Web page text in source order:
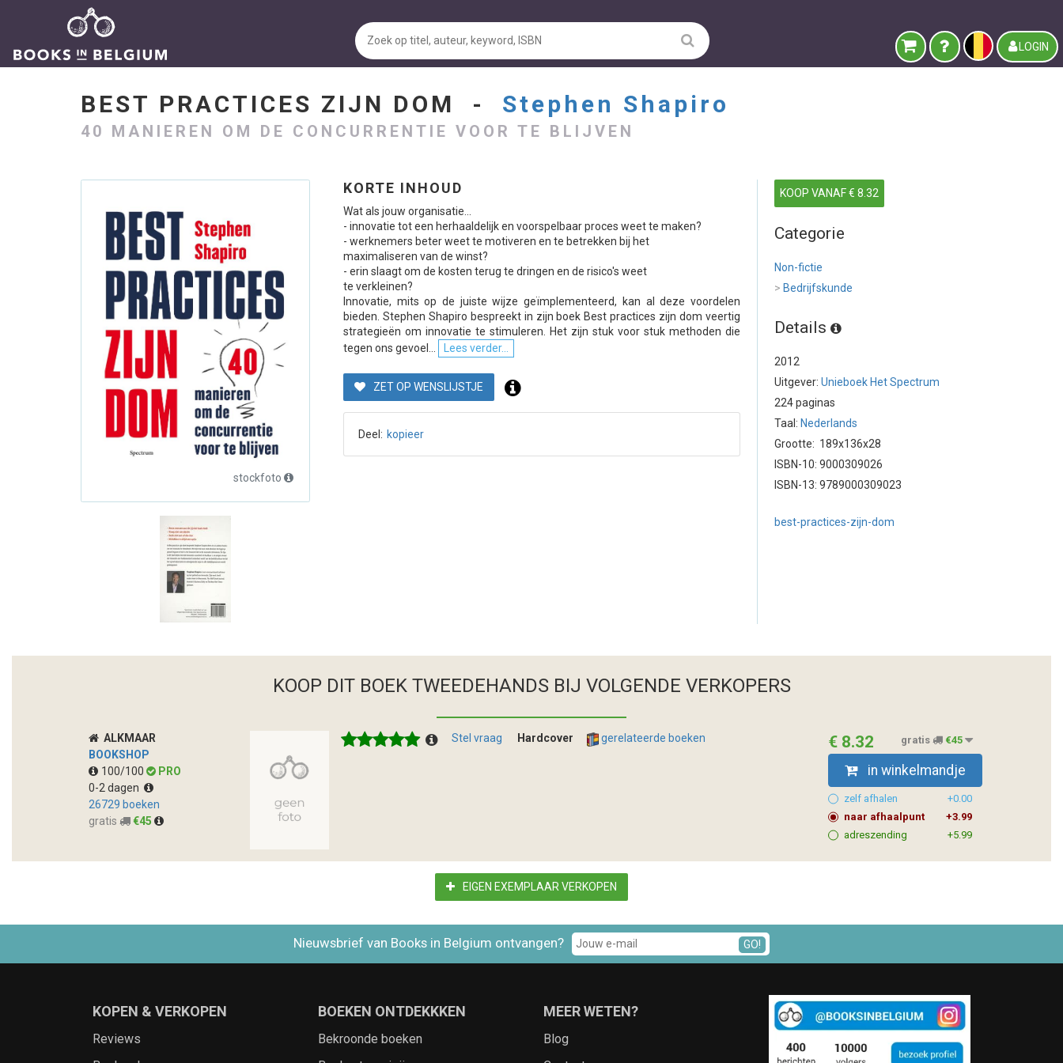
LOGIN
BEST PRACTICES ZIJN DOM - Stephen Shapiro
40 MANIEREN OM DE CONCURRENTIE VOOR TE BLIJVEN
stockfoto
KORTE INHOUD
Wat als jouw organisatie...
- innovatie tot een herhaaldelijk en voorspelbaar proces weet te maken?
- werknemers beter weet te motiveren en te betrekken bij het
maximaliseren van de winst?
- erin slaagt om de kosten terug te dringen en de risico's weet
te verkleinen?
Innovatie, mits op de juiste wijze geïmplementeerd, kan al deze voordelen
bieden. Stephen Shapiro bespreekt in zijn boek Best practices zijn dom veertig
strategieën om innovatie te stimuleren. Het zijn stuk voor stuk methoden die
tegen ons gevoel...
Lees verder...
ZET OP WENSLIJSTJE
Deel: kopieer
KOOP VANAF € 8.32
Categorie
Non-fictie
> Bedrijfskunde
Details
2012
Uitgever: Unieboek Het Spectrum
224 paginas
Taal: Nederlands
Grootte: 189x136x28
ISBN-10: 9000309026
ISBN-13: 9789000309023
best-practices-zijn-dom
KOOP DIT BOEK TWEEDEHANDS BIJ VOLGENDE VERKOPERS
ALKMAAR
BOOKSHOP
100/100
PRO
0-2 dagen
26729 boeken
gratis
€45
Stel vraag Hardcover gerelateerde boeken € 8.32 gratis €45
in winkelmandje
zelf afhalen
+0.00
naar afhaalpunt
+3.99
adreszending
+5.99
EIGEN EXEMPLAAR VERKOPEN
Nieuwsbrief van Books in Belgium ontvangen? GO!
KOPEN & VERKOPEN
Reviews
BOEKEN ONTDEKKKEN
Bekroonde boeken
MEER WETEN?
Blog